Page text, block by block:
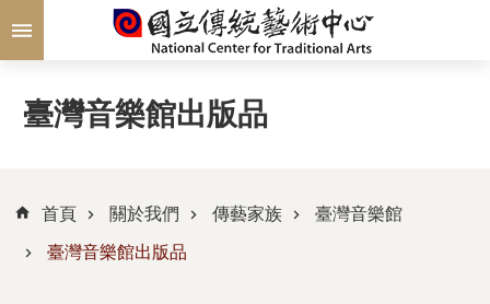
跳到主要內容區塊
臺灣音樂館出版品
首頁 關於我們 傳藝家族 臺灣音樂館
臺灣音樂館出版品